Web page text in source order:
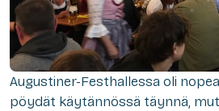
Augustiner-Festhallessa oli
pöydät käytännössä täynnä,